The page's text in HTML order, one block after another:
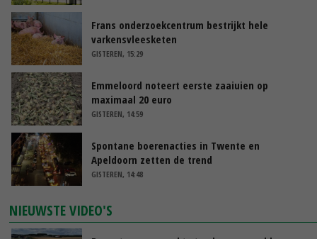
Frans onderzoekcentrum bestrijkt hele
varkensvleesketen
GISTEREN, 15:29
Emmeloord noteert eerste zaaiuien op
maximaal 20 euro
GISTEREN, 14:59
Spontane boerenacties in Twente en
Apeldoorn zetten de trend
GISTEREN, 14:48
NIEUWSTE VIDEO'S